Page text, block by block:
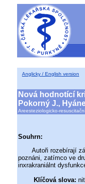
Anglicky / English version
Nová hodnotící
Pokorný J.,
Areesteziologicko-
Souhrn:
Autoři rozebírají
poznáni, zatímco ve
inxrakraniálnt
Klíčová slova: